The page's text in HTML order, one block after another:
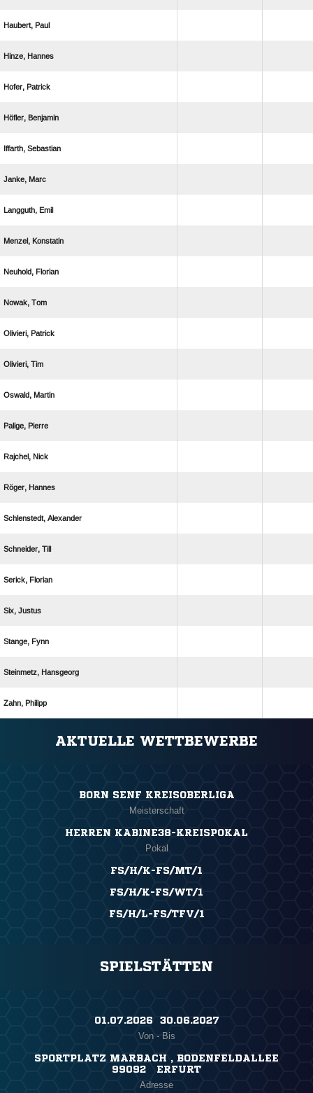
 
 
 
 
 
 
 
 
 
 
 
 
 
 
 
 
 
 
 
 
 
 
 
AKTUELLE WETTBEWERBE
BORN SENF KREISOBERLIGA
Meisterschaft
HERREN KABINE38-KREISPOKAL
Pokal
FS/H/K-FS/MT/1
FS/H/K-FS/WT/1
FS/H/L-FS/TFV/1
SPIELSTÄTTEN
01.07.2026 ​ 30.06.2027
Von - Bis
SPORTPLATZ MARBACH , BODENFELDALLEE
99092 ERFURT
Adresse